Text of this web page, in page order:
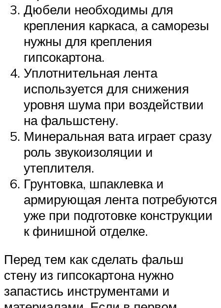
Дюбели необходимы для
крепления каркаса, а саморезы
нужны для крепления
гипсокартона.
Уплотнительная лента
используется для снижения
уровня шума при воздействии
на фальшстену.
Минеральная вата играет сразу
роль звукоизоляции и
утеплителя.
Грунтовка, шпаклевка и
армирующая лента потребуются
уже при подготовке конструкции
к финишной отделке.
Перед тем как сделать фальш
стену из гипсокартона нужно
запастись инструментами и